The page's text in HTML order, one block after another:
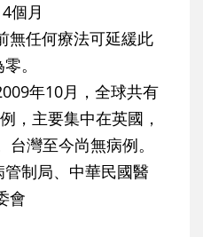
個月
無任何療法可延緩此
。
年10月，全球共有
，主要集中在英國，
灣至今尚無病例。
制局、中華民國醫
會